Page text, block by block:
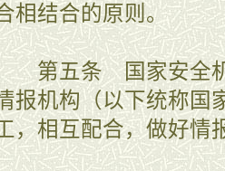
相结合的原则。
五条 国家安全机
报机构（以下统称国
，相互配合，做好情